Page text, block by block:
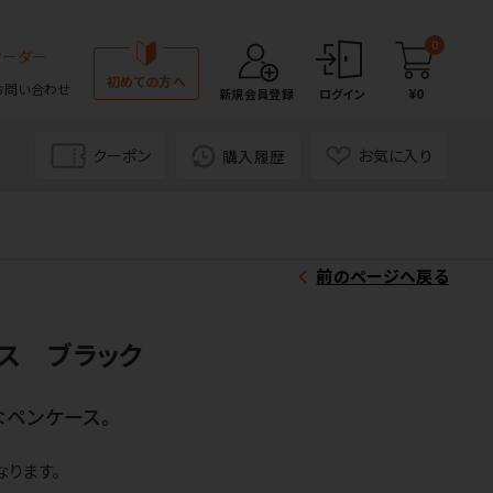
ダー
問い合わせ 初めての方へ
新規会員登録 ログイン
0
¥0
クーポン 購入履歴 お気に入り
前のページへ戻る
ブラック
ンケース。
ます。